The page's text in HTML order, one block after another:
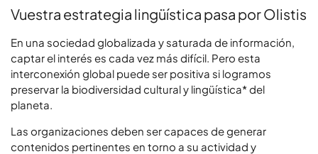
Vuestra estrategia lingüística pasa por Olistis
En una sociedad globalizada y saturada de información,
captar el interés es cada vez más difícil. Pero esta
interconexión global puede ser positiva si logramos
preservar la biodiversidad cultural y lingüística*del
planeta.
Las organizaciones deben ser capaces de generar
contenidos pertinentes en torno a su actividad y